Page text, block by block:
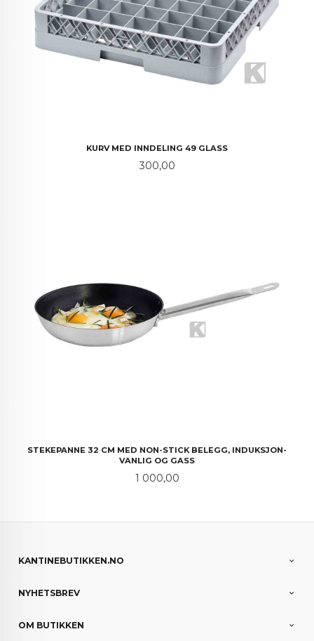
KURV MED INNDELING 49 GLASS
Pris
300,00
STEKEPANNE 32 CM MED NON-STICK BELEGG, INDUKSJON-
VANLIG OG GASS
Pris
1 000,00
KANTINEBUTIKKEN.NO
NYHETSBREV
OM BUTIKKEN